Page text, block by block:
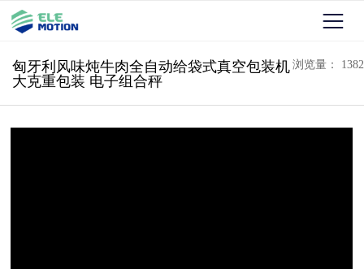
浏览量： 1382
匈牙利风味炖牛肉全自动给袋式真空包装机
大克重包装 电子组合秤